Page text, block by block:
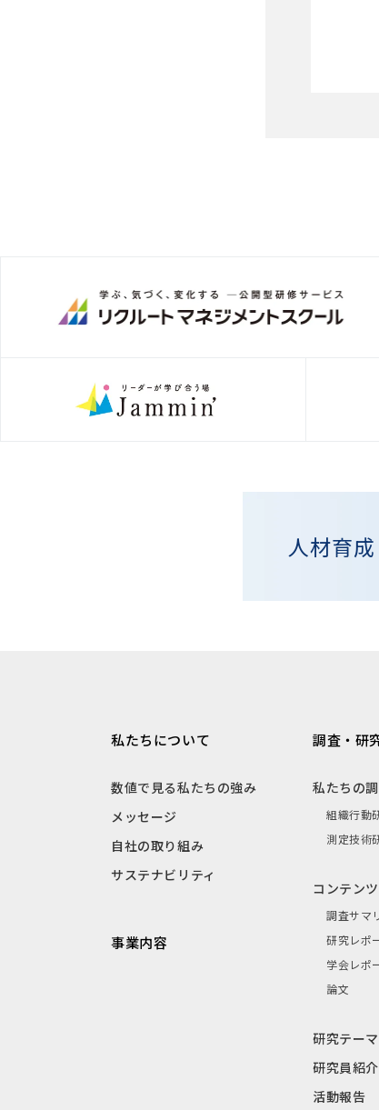
人材育
私たちについて
数値で見る私たちの強み
メッセージ
自社の取り組み
サステナビリティ
事業内容
調査・研
私たちの
組織行動
測定技術
コンテン
調査サマ
研究レポ
学会レポ
論文
研究テーマ
研究員紹介
活動報告